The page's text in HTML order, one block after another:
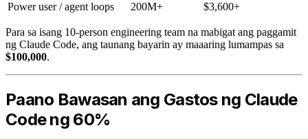
Power user / agent loops
200M+ $3,600+
Para sa isang 10-person engineering team na mabigat ang paggamit
ng Claude Code, ang taunang bayarin ay maaaring lumampas sa
$100,000.
Paano Bawasan ang Gastos ng Claude
Code ng 60%